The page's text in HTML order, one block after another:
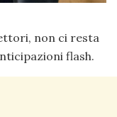
non ci resta
flash.